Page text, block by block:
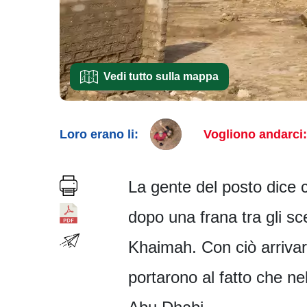
Vedi tutto sulla mappa
Loro erano li: Vogliono andarci:
La gente del posto dice
dopo una frana tra gli
Khaimah. Con ciò
portarono al fatto che